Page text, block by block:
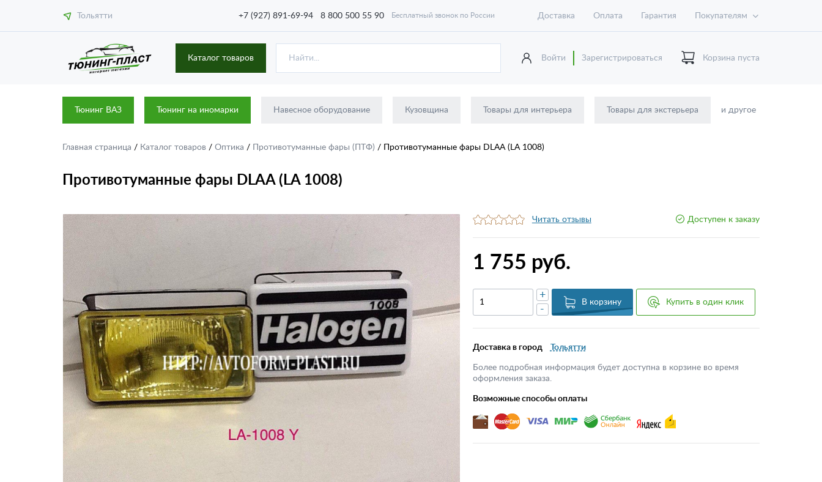
Тольятти +7 (927) 891-69-94 8 800 500 55 90 Бесплатный звонок по России Доставка Оплата Гарантия Покупателям
Каталог товаров Войти Зарегистрироваться Корзина пуста
Тюнинг ВАЗ Тюнинг на иномарки Навесное оборудование Кузовщина Товары для интерьера Товары для экстерьера и другое
Главная страница / Каталог товаров / Оптика / Противотуманные фары (ПТФ) / Противотуманные фары DLAA (LA 1008)
Противотуманные фары DLAA (LA 1008)
Читать отзывы Доступен к заказу
1 755 руб.
-
+
В корзину Купить в один клик
Доставка в город Тольятти
Более подробная информация будет доступна в корзине во время
оформления заказа.
Возможные способы оплаты